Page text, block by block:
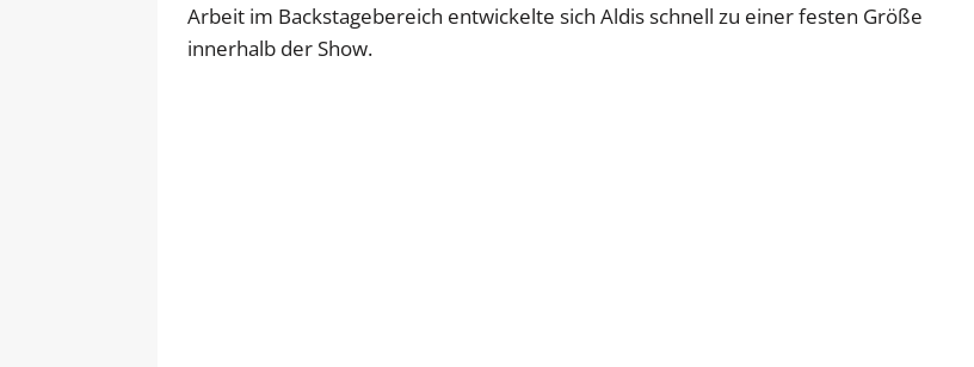
Arbeit im Backstagebereich entwickelte sich Aldis schnell zu einer festen Größe
innerhalb der Show.